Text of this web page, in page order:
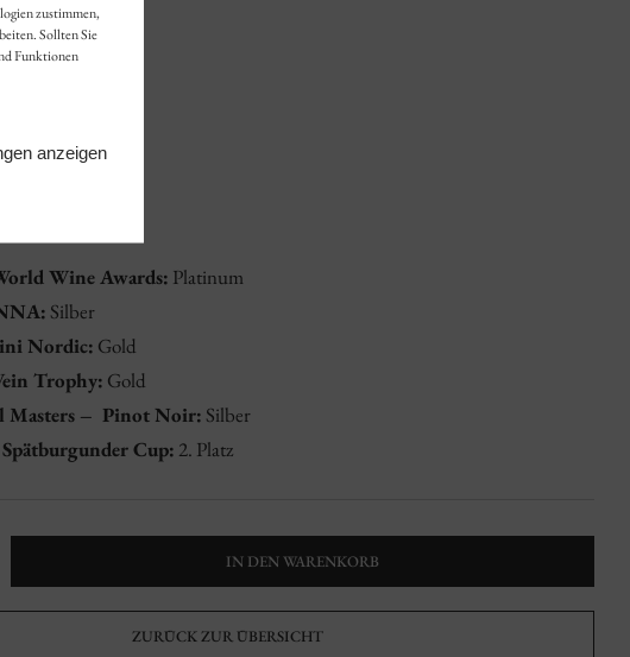
zustimmen,
Sollten Sie
Funktionen
anzeigen
Sulfite
Wine Awards: Platinum
Silber
Nordic: Gold
Trophy: Gold
Masters – Pinot Noir: Silber
Cup: 2. Platz
IN DEN WARENKORB
ZURÜCK ZUR ÜBERSICHT